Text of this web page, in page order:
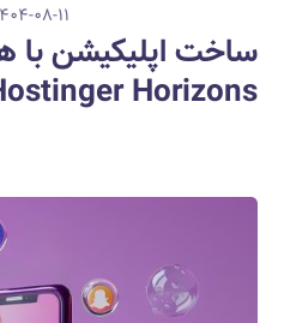
۱۴۰۴-۰۸-
ساخت اپلیکیشن
Horizons